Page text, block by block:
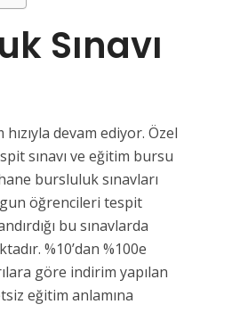
Sınavı
devam ediyor. Özel
sınavı ve eğitim bursu
bursluluk sınavları
öğrencileri tespit
bu sınavlarda
%10’dan %100e
göre indirim yapılan
eğitim anlamına